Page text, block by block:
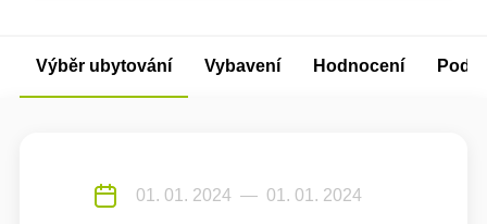
Výběr ubytování Vybavení Hodnocení